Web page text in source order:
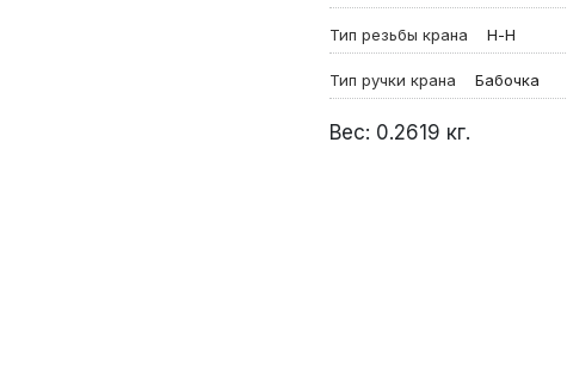
Тип резьбы крана Н-Н
Тип ручки крана Бабочка
Вес: 0.2619 кг.